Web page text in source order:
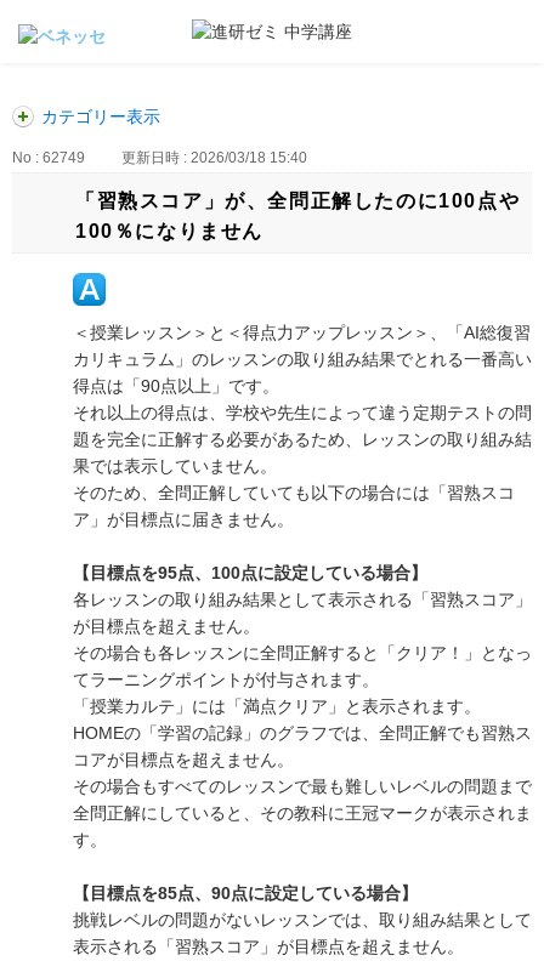
カテゴリー表示
No : 62749 更新日時 : 2026/03/18 15:40
「習熟スコア」が、全問正解したのに100点や
100％になりません
＜授業レッスン＞と＜得点力アップレッスン＞、「AI総復習
カリキュラム」のレッスンの取り組み結果でとれる一番高い
得点は「90点以上」です。
それ以上の得点は、学校や先生によって違う定期テストの問
題を完全に正解する必要があるため、レッスンの取り組み結
果では表示していません。
そのため、全問正解していても以下の場合には「習熟スコ
ア」が目標点に届きません。
【目標点を95点、100点に設定している場合】
各レッスンの取り組み結果として表示される「習熟スコア」
が目標点を超えません。
その場合も各レッスンに全問正解すると「クリア！」となっ
てラーニングポイントが付与されます。
「授業カルテ」には「満点クリア」と表示されます。
HOMEの「学習の記録」のグラフでは、全問正解でも習熟ス
コアが目標点を超えません。
その場合もすべてのレッスンで最も難しいレベルの問題まで
全問正解にしていると、その教科に王冠マークが表示されま
す。
【目標点を85点、90点に設定している場合】
挑戦レベルの問題がないレッスンでは、取り組み結果として
表示される「習熟スコア」が目標点を超えません。